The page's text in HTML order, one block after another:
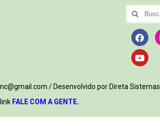
/ Desenvolvido por Direta Sistemas
FALE COM A GENTE.